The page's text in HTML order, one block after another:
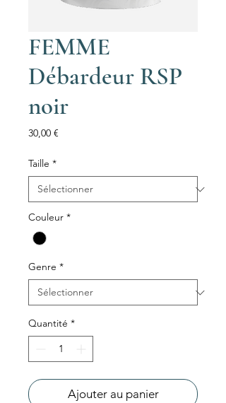
FEMME
Débardeur RSP
noir
30,00 €
Taille *
Couleur *
Genre *
Quantité *
Ajouter au panier